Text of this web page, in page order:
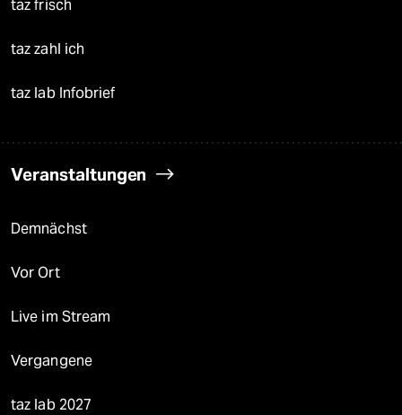
taz frisch
taz zahl ich
taz lab Infobrief
Veranstaltungen
Demnächst
Vor Ort
Live im Stream
Vergangene
taz lab 2027